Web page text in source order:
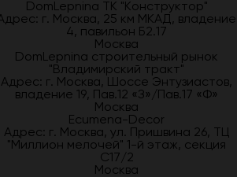
DomLepnina ТК "Конструктор"
г. Москва, 25 км МКАД, владение
4, павильон Б2.17
Москва
DomLepnina строительный рынок
"Владимирский тракт"
Адрес: г. Москва, Шоссе Энтузиастов,
владение 19, Пав.12 «З»/Пав.17 «Ф»
Москва
Ecumena-Decor
Адрес: г. Москва, ул. Пришвина 26, ТЦ
"Миллион мелочей" 1-й этаж, секция
С17/2
Москва